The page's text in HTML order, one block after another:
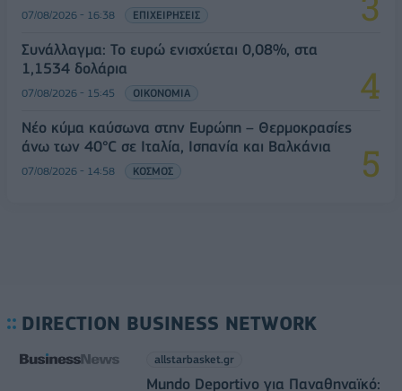
07/08/2026 - 16:38 ΕΠΙΧΕΙΡΗΣΕΙΣ
Συνάλλαγμα: Το ευρώ ενισχύεται 0,08%, στα
1,1534 δολάρια
07/08/2026 - 15:45 ΟΙΚΟΝΟΜΙΑ
Νέο κύμα καύσωνα στην Ευρώπη – Θερμοκρασίες
άνω των 40°C σε Ιταλία, Ισπανία και Βαλκάνια
07/08/2026 - 14:58 ΚΟΣΜΟΣ
DIRECTION BUSINESS NETWORK
allstarbasket.gr
Mundo Deportivo για Παναθηναϊκό: